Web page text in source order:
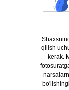
qilish
kerak.